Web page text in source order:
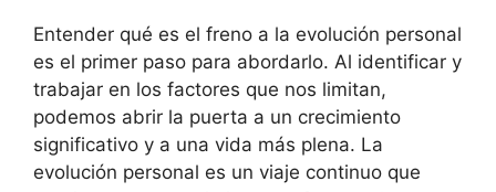
Entender qué es el freno a la evolución personal
es el primer paso para abordarlo. Al identificar y
trabajar en los factores que nos limitan,
podemos abrir la puerta a un crecimiento
significativo y a una vida más plena. La
evolución personal es un viaje continuo que